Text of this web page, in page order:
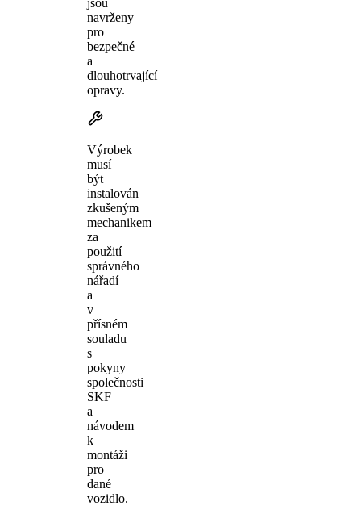
navrženy
pro
bezpečné
a
dlouhotrvající
opravy.
Výrobek
musí
být
instalován
zkušeným
mechanikem
za
použití
správného
nářadí
a
v
přísném
souladu
s
pokyny
společnosti
SKF
a
návodem
k
montáži
pro
dané
vozidlo.